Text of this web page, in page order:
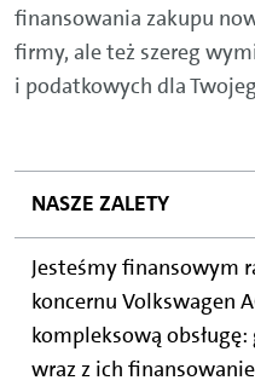
finansowania zakupu
firmy, ale też szereg
i podatkowych dla
NASZE ZALETY
Jesteśmy finansowym
koncernu Volkswagen
kompleksową
wraz z ich